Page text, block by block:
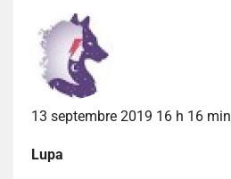
13 septembre 2019 16 h 16 min
Lupa